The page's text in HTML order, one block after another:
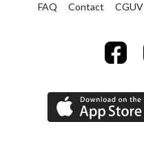
FAQ
Contact CGUV